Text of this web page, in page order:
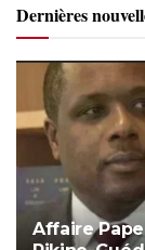
Dernières
Affaire